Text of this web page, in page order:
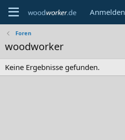
Anmelden
Foren
woodworker
Keine Ergebnisse gefunden.